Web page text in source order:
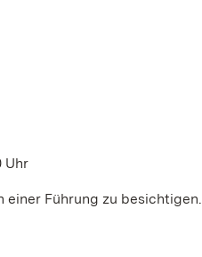
Uhr
einer Führung zu besichtigen.